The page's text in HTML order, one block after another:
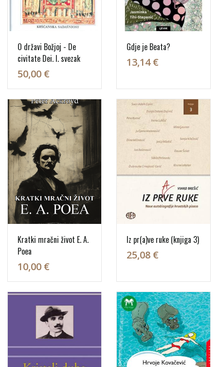
O državi Božjoj - De
civitate Dei. I. svezak
50,00 €
Gdje je Beata?
13,14 €
Kratki mračni život E. A.
Poea
10,00 €
Iz pr(a)ve ruke (knjiga 3)
25,08 €